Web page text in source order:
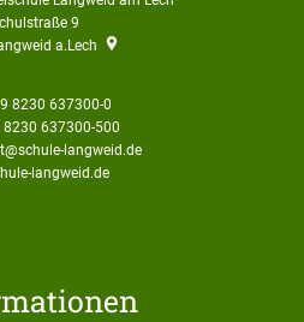
9
a.Lech
8230 637300-0
8230 637300-500
langweid.de
langweid.de